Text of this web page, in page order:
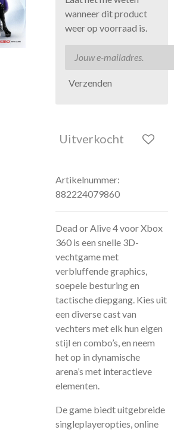
wanneer dit product
weer op voorraad is.
Verzenden
Uitverkocht
Artikelnummer:
882224079860
Dead or Alive 4 voor Xbox
360 is een snelle 3D-
vechtgame met
verbluffende graphics,
soepele besturing en
tactische diepgang. Kies uit
een diverse cast van
vechters met elk hun eigen
stijl en combo’s, en neem
het op in dynamische
arena’s met interactieve
elementen.
De game biedt uitgebreide
singleplayeropties, online